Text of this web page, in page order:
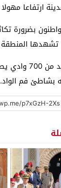
ارتفاعا
بضرورة
المنطقة
جدير
بشاطئ فم الواد.